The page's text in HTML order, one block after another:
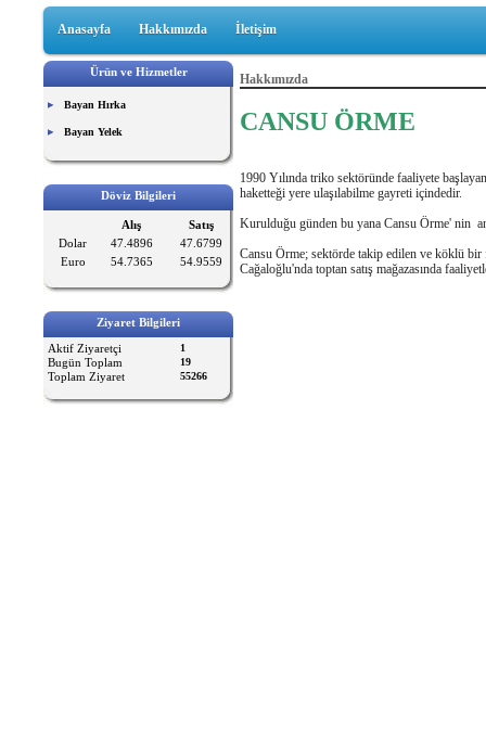
Anasayfa Hakkımızda İletişim
Ürün ve Hizmetler
Bayan Hırka
Bayan Yelek
Döviz Bilgileri
Alış
Satış
Dolar
47.4896
47.6799
Euro
54.7365 54.9559
Ziyaret Bilgileri
Aktif Ziyaretçi
1
Bugün Toplam 19
Toplam Ziyaret 55266
Hakkımızda
CANSU ÖRME
1990 Yılında triko sektöründe faaliyete
haketteği yere ulaşılabilme gayreti içindedir.
Kurulduğu günden bu yana Cansu Örme' nin
Cansu Örme; sektörde takip edilen ve köklü
Cağaloğlu'nda toptan satış mağazasında